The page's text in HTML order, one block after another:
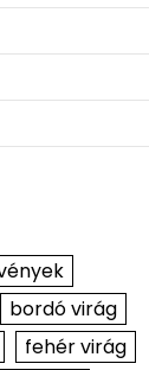
bordó virág
fehér virág